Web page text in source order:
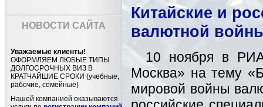
НОВОСТИ САЙТА
Уважаемые клиенты!
ОФОРМЛЯЕМ ЛЮБЫЕ ТИПЫ
ДОЛГОСРОЧНЫХ ВИЗ В
КРАТЧАЙШИЕ СРОКИ (учебные,
рабочие, семейные)
Нашей компанией оказываются
Китайские и
валютной
10 ноября в РИА
Москва» на тему
мировой войны